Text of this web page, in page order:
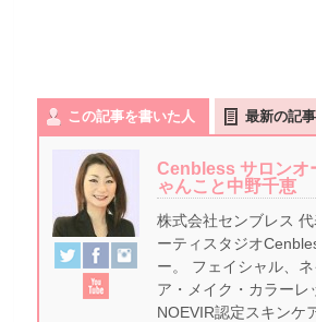
この記事を書いた人 最新の記事
Cenbless サロン
ゃんこと中野千恵
株式会社センブレス
ーティスタジオ
ー。 フェイシャル、
ア・メイク・カラーレ
NOEVIR認定スキンケ